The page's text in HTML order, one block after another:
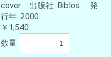
cover 出版社: Biblos 発
行年: 2000
￥1,540
数量